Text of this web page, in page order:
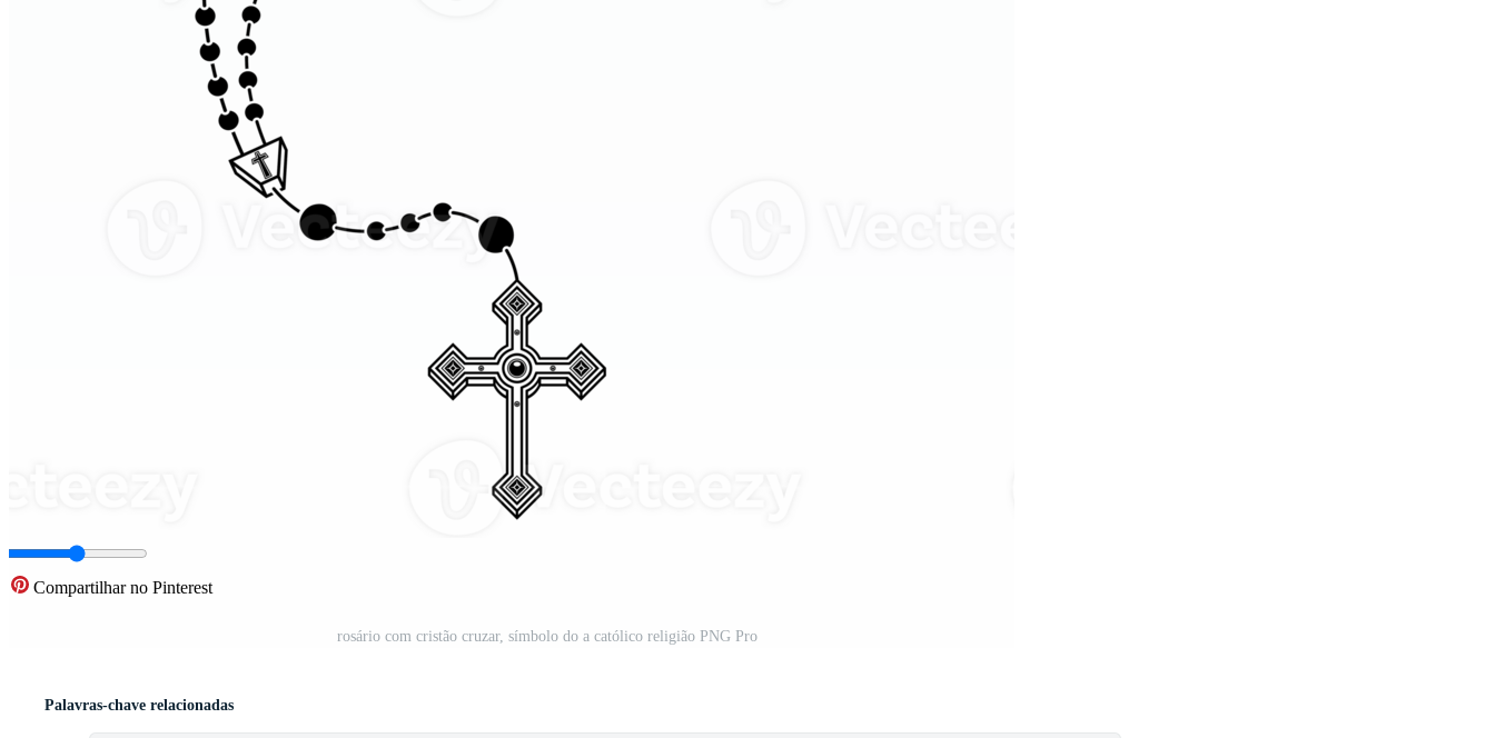
Compartilhar no Pinterest
rosário com cristão cruzar, símbolo do a católico religião PNG Pro
Palavras-chave relacionadas